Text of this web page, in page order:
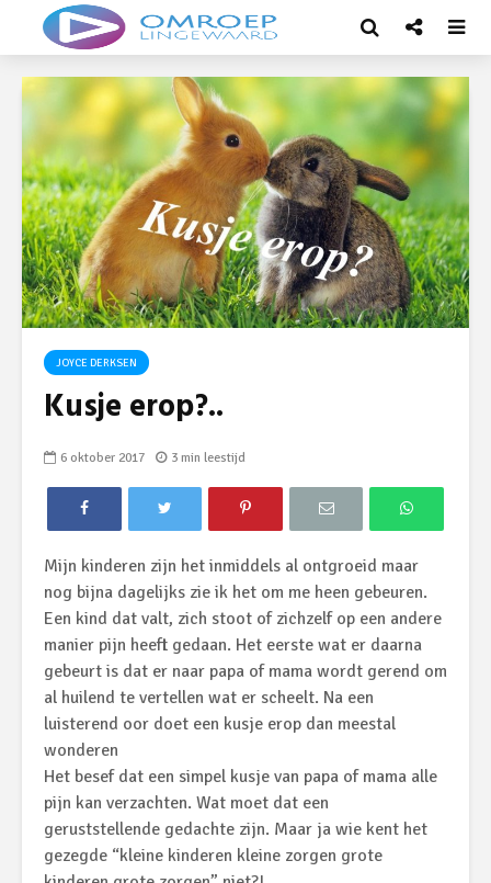
JOYCE DERKSEN
Kusje erop?..
6 oktober 2017 3 min leestijd
Mijn kinderen zijn het inmiddels al ontgroeid maar
nog bijna dagelijks zie ik het om me heen gebeuren.
Een kind dat valt, zich stoot of zichzelf op een andere
manier pijn heeft gedaan. Het eerste wat er daarna
gebeurt is dat er naar papa of mama wordt gerend om
al huilend te vertellen wat er scheelt. Na een
luisterend oor doet een kusje erop dan meestal
wonderen
Het besef dat een simpel kusje van papa of mama alle
pijn kan verzachten. Wat moet dat een
geruststellende gedachte zijn. Maar ja wie kent het
gezegde “kleine kinderen kleine zorgen grote